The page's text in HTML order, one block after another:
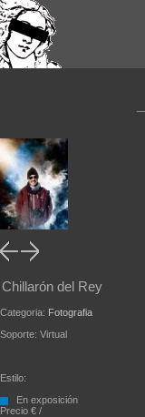
Chillarón del Rey
Categoria: Fotografia
Soporte: Virtual
Estilo:
En exposición
Precio € /